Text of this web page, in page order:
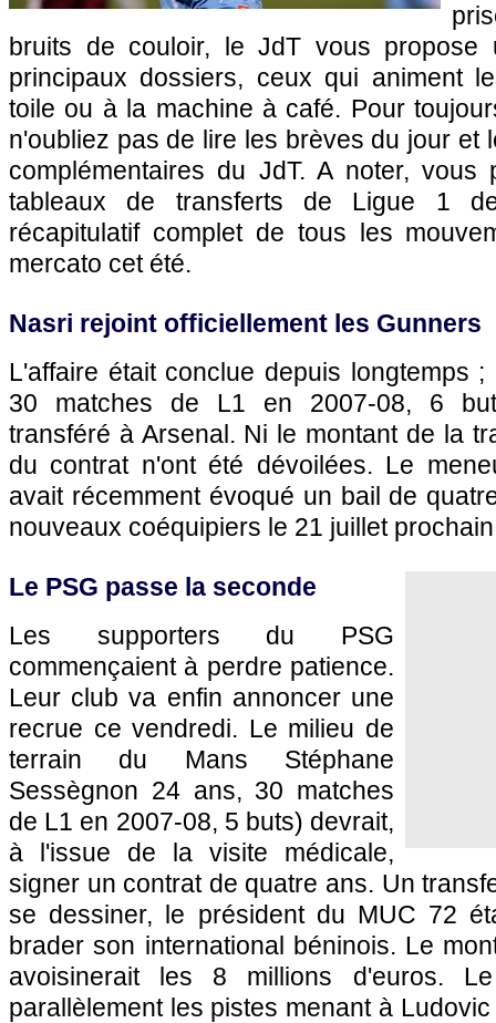
bruits de couloir, le JdT vous propose
principaux dossiers, ceux qui animent
toile ou à la machine à café. Pour
n'oubliez pas de lire les brèves du jour et
complémentaires du JdT. A noter, vous
tableaux de transferts de Ligue 1
récapitulatif complet de tous les
mercato cet été.
Nasri rejoint officiellement les Gunners
L'affaire était conclue depuis longtemps
30 matches de L1 en 2007-08, 6
transféré à Arsenal. Ni le montant de la
du contrat n'ont été dévoilées. Le
avait récemment évoqué un bail de
nouveaux coéquipiers le 21 juillet
Le PSG passe la seconde
Les supporters du PSG
commençaient à perdre patience.
Leur club va enfin annoncer une
recrue ce vendredi. Le milieu de
terrain du Mans Stéphane
Sessègnon 24 ans, 30 matches
de L1 en 2007-08, 5 buts) devrait,
à l'issue de la visite médicale,
signer un contrat de quatre ans. Un
se dessiner, le président du MUC 72
brader son international béninois. Le
avoisinerait les 8 millions d'euros.
parallèlement les pistes menant à